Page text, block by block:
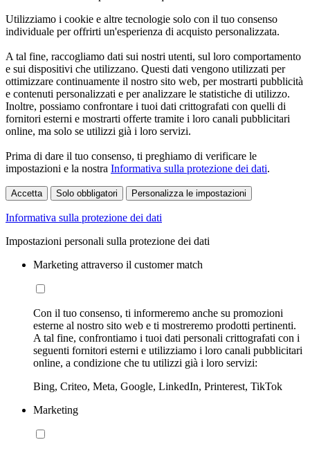
Utilizziamo i cookie e altre tecnologie solo con il tuo consenso
individuale per offrirti un'esperienza di acquisto personalizzata.
A tal fine, raccogliamo dati sui nostri utenti, sul loro comportamento
e sui dispositivi che utilizzano. Questi dati vengono utilizzati per
ottimizzare continuamente il nostro sito web, per mostrarti pubblicità
e contenuti personalizzati e per analizzare le statistiche di utilizzo.
Inoltre, possiamo confrontare i tuoi dati crittografati con quelli di
fornitori esterni e mostrarti offerte tramite i loro canali pubblicitari
online, ma solo se utilizzi già i loro servizi.
Prima di dare il tuo consenso, ti preghiamo di verificare le
impostazioni e la nostra Informativa sulla protezione dei dati.
Accetta Solo obbligatori Personalizza le impostazioni
Informativa sulla protezione dei dati
Impostazioni personali sulla protezione dei dati
Marketing attraverso il customer match
Con il tuo consenso, ti informeremo anche su promozioni
esterne al nostro sito web e ti mostreremo prodotti pertinenti.
A tal fine, confrontiamo i tuoi dati personali crittografati con i
seguenti fornitori esterni e utilizziamo i loro canali pubblicitari
online, a condizione che tu utilizzi già i loro servizi:
Bing, Criteo, Meta, Google, LinkedIn, Printerest, TikTok
Marketing